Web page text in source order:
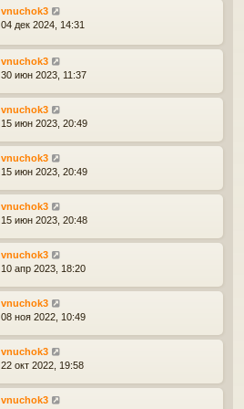
vnuchok3
04 дек 2024, 14:31
vnuchok3
30 июн 2023, 11:37
vnuchok3
15 июн 2023, 20:49
vnuchok3
15 июн 2023, 20:49
vnuchok3
15 июн 2023, 20:48
vnuchok3
10 апр 2023, 18:20
vnuchok3
08 ноя 2022, 10:49
vnuchok3
22 окт 2022, 19:58
vnuchok3